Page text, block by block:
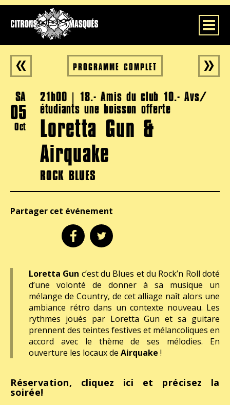
PROGRAMME COMPLET
SA
05
Oct
21h00 | 18.- Amis du club 10.- Avs/
étudiants une boisson offerte
Loretta Gun &
Airquake
ROCK BLUES
Partager cet événement
Loretta Gun c’est du Blues et du Rock’n Roll doté
d’une volonté de donner à sa musique un
mélange de Country, de cet alliage naît alors une
ambiance rétro dans un contexte nouveau. Les
rythmes joués par Loretta Gun et sa guitare
prennent des teintes festives et mélancoliques en
accord avec le thème de ses mélodies. En
ouverture les locaux de Airquake !
Réservation, cliquez ici et précisez la
soirée!